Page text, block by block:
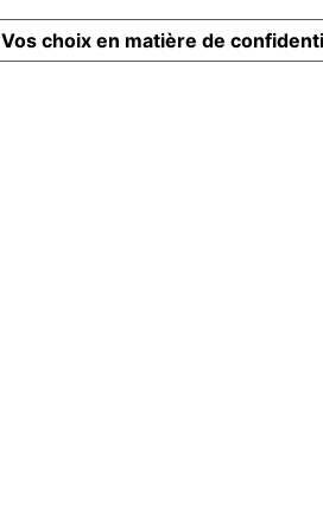
Vos choix en matière de